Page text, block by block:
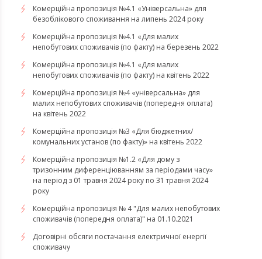
Комерційна пропозиція №4.1 «Універсальна» для
безоблікового споживання на липень 2024 року
​​​​​​​Комерційна пропозиція №4.1 «Для малих
непобутових споживачів (по факту) на березень 2022
Комерційна пропозиція №4.1 «Для малих
непобутових споживачів (по факту) на квітень 2022
​​​​​​​Комерційна пропозиція №4 «універсальна» для
малих непобутових споживачів (попередня оплата)
на квітень 2022
Комерційна пропозиція №3 «Для бюджетних/
комунальних установ (по факту)» на квітень 2022
Комерційна пропозиція №1.2 «Для дому з
тризонним диференціюванням за періодами часу»
на період з 01 травня 2024 року по 31 травня 2024
року
Комерційна пропозиція № 4 "Для малих непобутових
споживачів (попередня оплата)" на 01.10.2021
Договірні обсяги постачання електричної енергії
споживачу